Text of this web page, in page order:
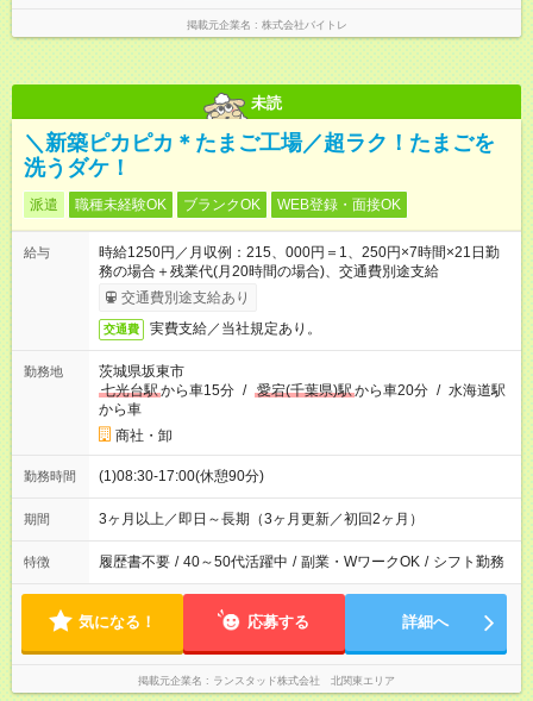
掲載元企業名 株式会社バイトレ
未読
＼新築ピカピカ＊たまご工場／超ラク！たまごを
洗うダケ！
派遣 職種未経験OK ブランクOK WEB登録・面接OK
給与
時給1250円／月収例：215、000円＝1、250円×7時間×21日勤
務の場合＋残業代(月20時間の場合)、交通費別途支給
交通費別途支給あり
交通費 実費支給／当社規定あり。
勤務地
茨城県坂東市
七光台駅から車15分 / 愛宕(千葉県)駅から車20分 / 水海道駅
から車
商社・卸
勤務時間 (1)08:30-17:00(休憩90分)
期間 3ヶ月以上／即日～長期（3ヶ月更新／初回2ヶ月）
特徴 履歴書不要 / 40～50代活躍中 / 副業・WワークOK / シフト勤務
気になる！ 応募する 詳細へ
掲載元企業名 ランスタッド株式会社 北関東エリア